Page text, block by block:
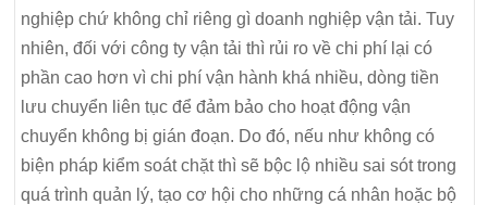
nghiệp chứ không chỉ riêng gì doanh nghiệp vận tải. Tuy
nhiên, đối với công ty vận tải thì rủi ro về chi phí lại có
phần cao hơn vì chi phí vận hành khá nhiều, dòng tiền
lưu chuyển liên tục để đảm bảo cho hoạt động vận
chuyển không bị gián đoạn. Do đó, nếu như không có
biện pháp kiểm soát chặt thì sẽ bộc lộ nhiều sai sót trong
quá trình quản lý, tạo cơ hội cho những cá nhân hoặc bộ